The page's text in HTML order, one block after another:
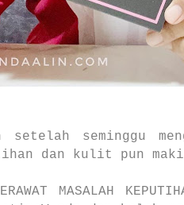
setelah seminggu
dan kulit pun
MASALAH